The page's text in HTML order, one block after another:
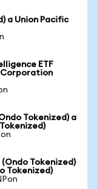
a Union Pacific
ETF
Corporation
Tokenized) a
Tokenized)
Tokenized)